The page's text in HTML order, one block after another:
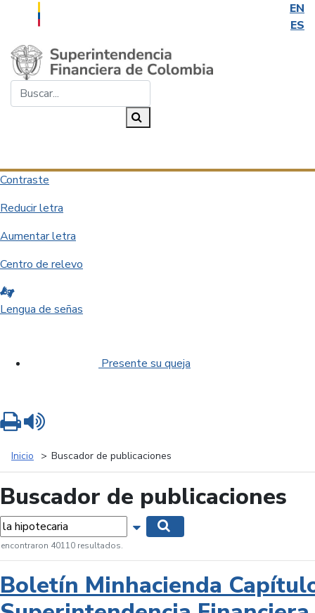
EN
ES
Saltar al contenido principal
Contraste
Reducir letra
Aumentar letra
Centro de relevo
Lengua de señas
Presente su queja
Inicio Buscador de publicaciones
Buscador de publicaciones
Mostrar opciones de búsqueda
encontraron 40110 resultados.
Boletín Minhacienda
Imprimir